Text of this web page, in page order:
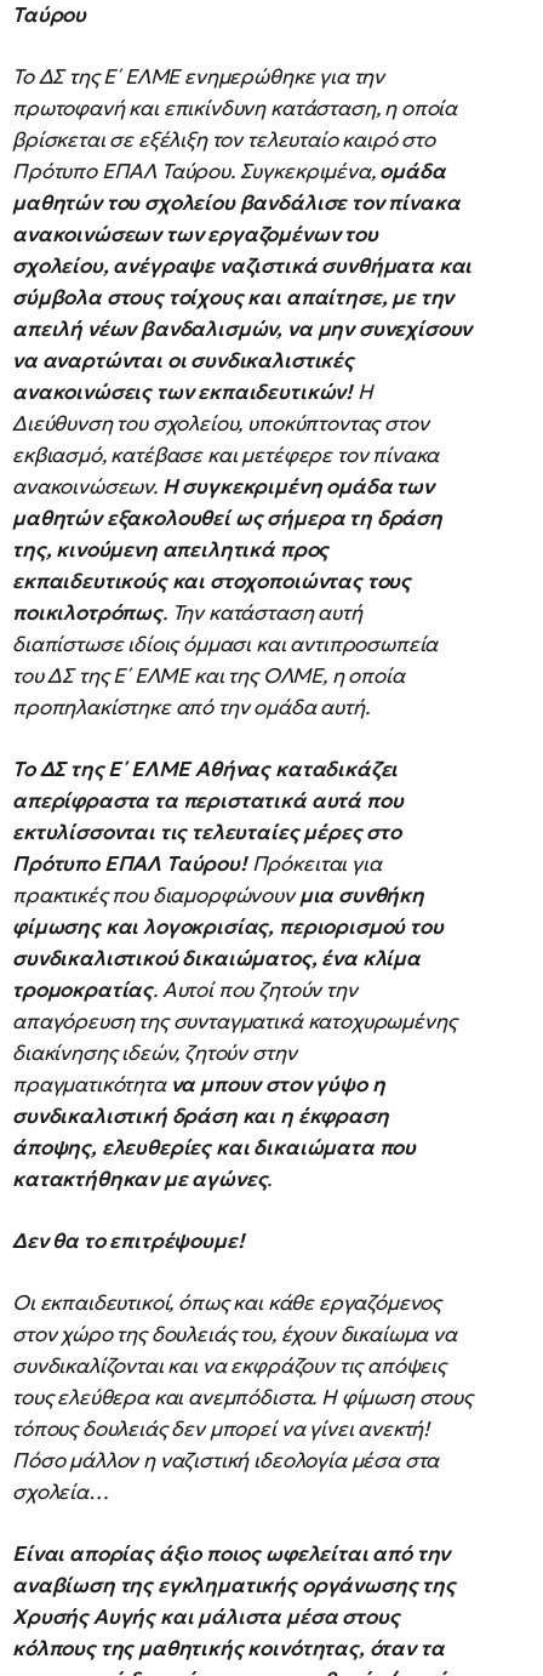
Ταύρου
Το ΔΣ της Ε΄ ΕΛΜΕ ενημερώθηκε για την
πρωτοφανή και επικίνδυνη κατάσταση, η οποία
βρίσκεται σε εξέλιξη τον τελευταίο καιρό στο
Πρότυπο ΕΠΑΛ Ταύρου. Συγκεκριμένα,ομάδα
μαθητών του σχολείου βανδάλισε τον πίνακα
ανακοινώσεων των εργαζομένων του
σχολείου, ανέγραψε ναζιστικά συνθήματα και
σύμβολα στους τοίχους και απαίτησε, με την
απειλή νέων βανδαλισμών, να μην συνεχίσουν
να αναρτώνται οι συνδικαλιστικές
ανακοινώσεις των εκπαιδευτικών!Η
Διεύθυνση του σχολείου, υποκύπτοντας στον
εκβιασμό, κατέβασε και μετέφερε τον πίνακα
ανακοινώσεων. Η συγκεκριμένη ομάδα των
μαθητών εξακολουθεί ως σήμερα τη δράση
της, κινούμενη απειλητικά προς
εκπαιδευτικούς και στοχοποιώντας τους
ποικιλοτρόπως. Την κατάσταση αυτή
διαπίστωσε ιδίοις όμμασι και αντιπροσωπεία
του ΔΣ της Ε΄ ΕΛΜΕ και της ΟΛΜΕ, η οποία
προπηλακίστηκε από την ομάδα αυτή.
Το ΔΣ της Ε΄ ΕΛΜΕ Αθήνας καταδικάζει
απερίφραστα τα περιστατικά αυτά που
εκτυλίσσονται τις τελευταίες μέρες στο
Πρότυπο ΕΠΑΛ Ταύρου!Πρόκειται για
πρακτικές που διαμορφώνουνμια συνθήκη
φίμωσης και λογοκρισίας, περιορισμού του
συνδικαλιστικού δικαιώματος, ένα κλίμα
τρομοκρατίας. Αυτοί που ζητούν την
απαγόρευση της συνταγματικά κατοχυρωμένης
διακίνησης ιδεών, ζητούν στην
πραγματικότητα να μπουν στον γύψο η
συνδικαλιστική δράση και η έκφραση
άποψης, ελευθερίες και δικαιώματα που
κατακτήθηκαν με αγώνες.
Δεν θα το επιτρέψουμε!
Οι εκπαιδευτικοί, όπως και κάθε εργαζόμενος
στον χώρο της δουλειάς του, έχουν δικαίωμα να
συνδικαλίζονται και να εκφράζουν τις απόψεις
τους ελεύθερα και ανεμπόδιστα. Η φίμωση στους
τόπους δουλειάς δεν μπορεί να γίνει ανεκτή!
Πόσο μάλλον η ναζιστική ιδεολογία μέσα στα
σχολεία…
Είναι απορίας άξιο ποιος ωφελείται από την
αναβίωση της εγκληματικής οργάνωσης της
Χρυσής Αυγής και μάλιστα μέσα στους
κόλπους της μαθητικής κοινότητας, όταν τα